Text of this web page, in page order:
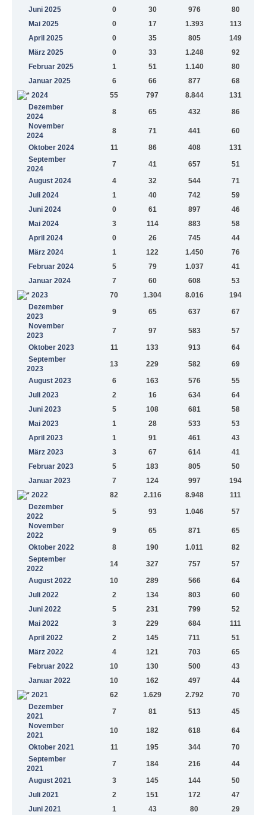
Juni 2025
0 30 976
80
Mai 2025
0 17 1.393
113
April 2025
0 35 805
149
März 2025
0 33 1.248
92
Februar 2025
1 51 1.140
80
Januar 2025
6 66 877
68
2024
55 797 8.844
131
Dezember
2024
8 65 432
86
November
2024
8 71 441
60
Oktober 2024
11 86 408
131
September
2024
7 41 657
51
August 2024
4 32 544
71
Juli 2024
1 40 742
59
Juni 2024
0 61 897
46
Mai 2024
3 114 883
58
April 2024
0 26 745
44
März 2024
1 122 1.450
76
Februar 2024
5 79 1.037
41
Januar 2024
7 60 608
53
2023
70 1.304 8.016
194
Dezember
2023
9 65 637
67
November
2023
7 97 583
57
Oktober 2023
11 133 913
64
September
2023
13 229 582
69
August 2023
6 163 576
55
Juli 2023
2 16 634
64
Juni 2023
5 108 681
58
Mai 2023
1 28 533
53
April 2023
1 91 461
43
März 2023
3 67 614
41
Februar 2023
5 183 805
50
Januar 2023
7 124 997
194
2022
82 2.116 8.948
111
Dezember
2022
5 93 1.046
57
November
2022
9 65 871
65
Oktober 2022
8 190 1.011
82
September
2022
14 327 757
57
August 2022
10 289 566
64
Juli 2022
2 134 803
60
Juni 2022
5 231 799
52
Mai 2022
3 229 684
111
April 2022
2 145 711
51
März 2022
4 121 703
65
Februar 2022
10 130 500
43
Januar 2022
10 162 497
44
2021
62 1.629 2.792
70
Dezember
2021
7 81 513
45
November
2021
10 182 618
64
Oktober 2021
11 195 344
70
September
2021
7 184 216
44
August 2021
3 145 144
50
Juli 2021
2 151 172
47
Juni 2021
1 43 80 29